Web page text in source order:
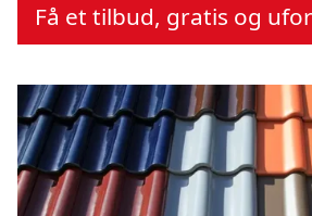
Få et tilbud, gratis og